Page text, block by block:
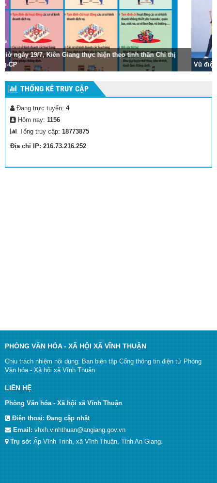
Vũ điệu rửa tay của các cháu trường mẫu giáo Vĩnh Thuận
THỐNG KÊ TRUY CẬP
Đang trực tuyến: 4
Hôm nay: 1156
Tổng truy cập: 18773875
Địa chỉ IP: 216.73.216.252
PHÒNG VĂN HÓA - XÃ HỘI XÃ VĨNH THUẬN
Chịu trách nhiệm nội dung: Ban biên tập Cổng thông tin điện tử Phòng
Văn hóa - Xã hội xã Vĩnh Thuận
LIÊN HỆ
Phòng Văn hóa - Xã hội xã Vĩnh Thuận
Điện thoại:Đang cập nhật
Email:vhxh.vinhthuan@angiang.gov.vn
Trụ sở:Ấp Vĩnh Trinh, xã Vĩnh Thuận, Tỉnh An Giang.